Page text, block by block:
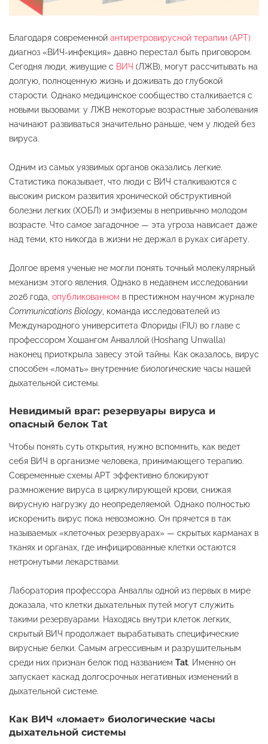
Благодаря современной антиретровирусной терапии (АРТ)
диагноз «ВИЧ-инфекция» давно перестал быть приговором.
Сегодня люди, живущие с ВИЧ (ЛЖВ), могут рассчитывать на
долгую, полноценную жизнь и доживать до глубокой
старости. Однако медицинское сообщество сталкивается с
новыми вызовами: у ЛЖВ некоторые возрастные заболевания
начинают развиваться значительно раньше, чем у людей без
вируса.
Одним из самых уязвимых органов оказались легкие.
Статистика показывает, что люди с ВИЧ сталкиваются с
высоким риском развития хронической обструктивной
болезни легких (ХОБЛ) и эмфиземы в непривычно молодом
возрасте. Что самое загадочное — эта угроза нависает даже
над теми, кто никогда в жизни не держал в руках сигарету.
Долгое время ученые не могли понять точный молекулярный
механизм этого явления. Однако в недавнем исследовании
2026 года, опубликованном в престижном научном журнале
Communications Biology , команда исследователей из
Международного университета Флориды (FIU) во главе с
профессором Хошангом Анваллой (Hoshang Unwalla)
наконец приоткрыла завесу этой тайны. Как оказалось, вирус
способен «ломать» внутренние биологические часы нашей
дыхательной системы.
Невидимый враг: резервуары вируса и
опасный белок Tat
Чтобы понять суть открытия, нужно вспомнить, как ведет
себя ВИЧ в организме человека, принимающего терапию.
Современные схемы АРТ эффективно блокируют
размножение вируса в циркулирующей крови, снижая
вирусную нагрузку до неопределяемой. Однако полностью
искоренить вирус пока невозможно. Он прячется в так
называемых «клеточных резервуарах» — скрытых карманах в
тканях и органах, где инфицированные клетки остаются
нетронутыми лекарствами.
Лаборатория профессора Анваллы одной из первых в мире
доказала, что клетки дыхательных путей могут служить
такими резервуарами. Находясь внутри клеток легких,
скрытый ВИЧ продолжает вырабатывать специфические
вирусные белки. Самым агрессивным и разрушительным
среди них признан белок под названием Tat. Именно он
запускает каскад долгосрочных негативных изменений в
дыхательной системе.
Как ВИЧ «ломает» биологические часы
дыхательной системы